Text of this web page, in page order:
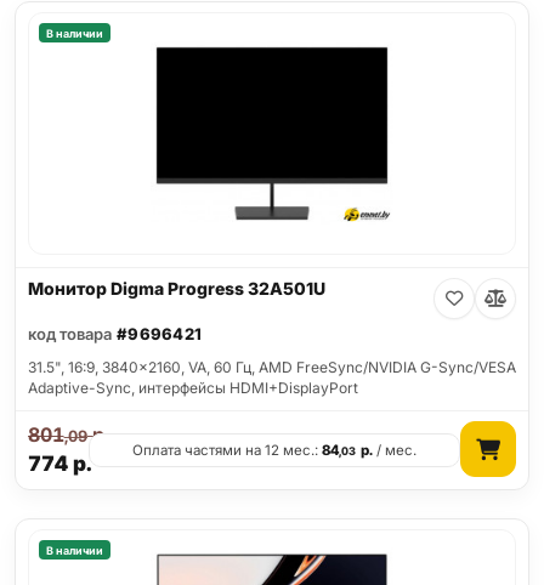
В наличии
Монитор Digma Progress 32A501U
код товара #9696421
31.5", 16:9, 3840x2160, VA, 60 Гц, AMD FreeSync/NVIDIA G-Sync/VESA
Adaptive-Sync, интерфейсы HDMI+DisplayPort
774р.
801,09р.
Оплата частями на 12 мес.:84,03 р./ мес.
В наличии